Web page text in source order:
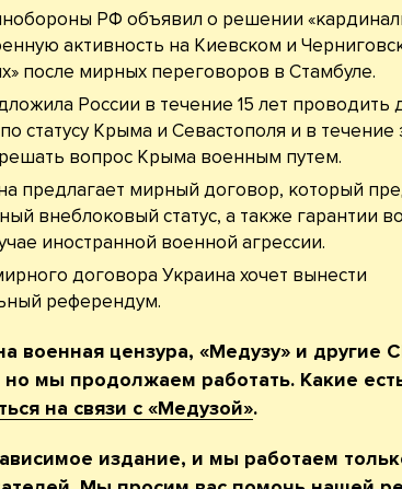
РФ объявил о решении
активность на Киевском и
после мирных переговоров в Стамбуле.
России в течение 15 лет проводить
статусу Крыма и Севастополя и в течение
вопрос Крыма военным путем.
предлагает мирный договор, который
внеблоковый статус, а также гарантии
иностранной военной агрессии.
договора Украина хочет вынести
референдум.
военная цензура, «Медузу» и другие
но мы продолжаем работать. Какие
на связи с «Медузой».
издание, и мы работаем